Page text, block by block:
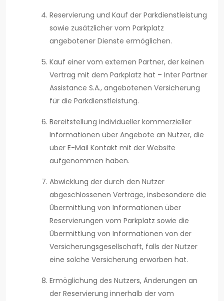
Reservierung und Kauf der Parkdienstleistung
sowie zusätzlicher vom Parkplatz
angebotener Dienste ermöglichen.
Kauf einer vom externen Partner, der keinen
Vertrag mit dem Parkplatz hat – Inter Partner
Assistance S.A., angebotenen Versicherung
für die Parkdienstleistung.
Bereitstellung individueller kommerzieller
Informationen über Angebote an Nutzer, die
über E-Mail Kontakt mit der Website
aufgenommen haben.
Abwicklung der durch den Nutzer
abgeschlossenen Verträge, insbesondere die
Übermittlung von Informationen über
Reservierungen vom Parkplatz sowie die
Übermittlung von Informationen von der
Versicherungsgesellschaft, falls der Nutzer
eine solche Versicherung erworben hat.
Ermöglichung des Nutzers, Änderungen an
der Reservierung innerhalb der vom